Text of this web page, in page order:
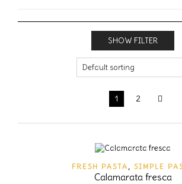
SHOW FILTER
1 2
FRESH PASTA , SIMPLE
Calamarata fresca